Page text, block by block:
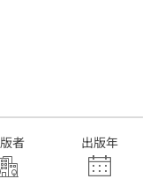
者 出版年